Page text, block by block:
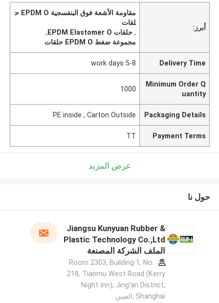
أبرز:
مقاومة الأشعة فوق البنفسجية EPDM O ح
لقات
,حلقات EPDM Elastomer O
,
مجموعة ضغط EPDM O حلقات
Delivery Time
5-8 work days
Minimum Order Q
uantity
1000
Packaging Details
PE inside , Carton Outside
Payment Terms
TT
عرض المزيد
حول نا
Jiangsu Kunyuan Rubber &
Plastic Technology Co.,Ltd
الملف الشركة المصنعة
Room 2303, Building 1, No.
218, Tianmu West Road (Kerry
Night Inn), Jing'an District,
Shanghai ,الصين